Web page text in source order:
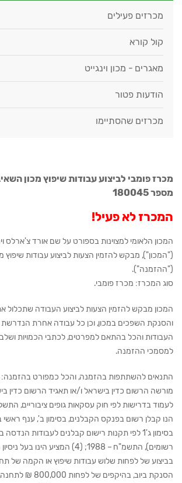
מכרזים פעילים
קול קורא
מאגרים - מכון וינגייט
הודעות פטור
מכרזים שהסתיימו
מכרז פומבי לביצוע עבודות שיפוץ מכון
מספר 180045
המכרז לא פעיל!
המכון הלאומי למצוינות בספורט על שם אורד צ'ארלס
("המכון"), מבקש להזמין הצעות לביצוע עבודות שיפוץ
("ההזמנה").
סוג המכרז: מכרז פומבי.
המכון מבקש להזמין הצעות לביצוע העבודה שתכלול
והסנקת השפכים במכון, וכן כל עבודה אחרת הנדרשת
העבודות והכל בהתאם למפרטים, לכתבי הכמויות
למסמכי ההזמנה.
הנו קבלן רשום בפנקס הקבלנים, בסימון ב', ענף ראשי
בסימון ג'1 לפי תקנות רישום קבלנים לעבודות
רשומים), התשמ"ח – 1988; (4) המציע
בביצוע של לפחות שלוש עבודות שיפוץ או הקמה של
הסנקת ביוב, בהיקפים